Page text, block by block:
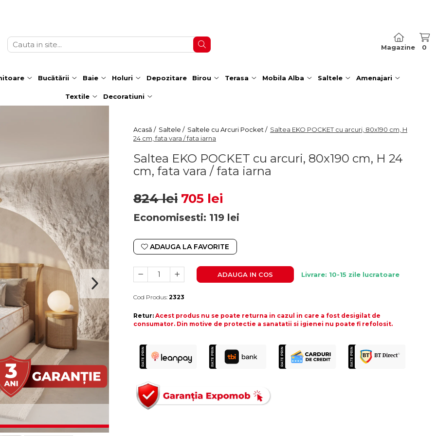
Magazine 0
Bucătării Baie Holuri Depozitare Birou Terasa Mobila Alba Saltele Amenajari
Textile Decoratiuni
Acasă / Saltele / Saltele cu Arcuri Pocket / Saltea EKO POCKET cu arcuri, 80x190 cm, H
24 cm, fata vara / fata iarna
Saltea EKO POCKET cu arcuri, 80x190 cm, H 24
cm, fata vara / fata iarna
824 lei 705 lei
Economisesti: 119 lei
ADAUGA LA FAVORITE
ADAUGA IN COS Livrare: 10-15 zile lucratoare
Cod Produs: 2323
Retur: Acest produs nu se poate returna in cazul in care a fost desigilat de
consumator. Din motive de protectie a sanatatii si igienei nu poate fi refolosit.